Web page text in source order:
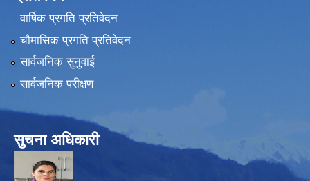
वार्षिक प्रगति प्रतिवेदन
चौमासिक प्रगति प्रतिवेदन
सार्वजनिक सुनुवाई
सार्वजनिक परीक्षण
सुचना अधिकारी